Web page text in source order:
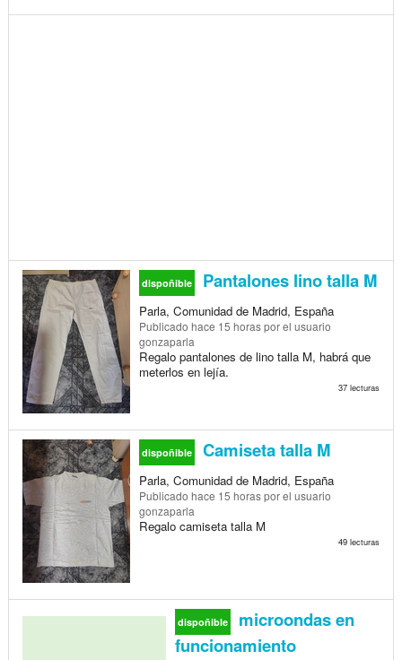
dispoñible Pantalones lino talla M
Parla, Comunidad de Madrid, España
Publicado hace 15 horaspor el usuario
gonzaparla
Regalo pantalones de lino talla M, habrá que
meterlos en lejía.
37 lecturas
dispoñible Camiseta talla M
Parla, Comunidad de Madrid, España
Publicado hace 15 horaspor el usuario
gonzaparla
Regalo camiseta talla M
49 lecturas
dispoñible
microondas en
funcionamiento